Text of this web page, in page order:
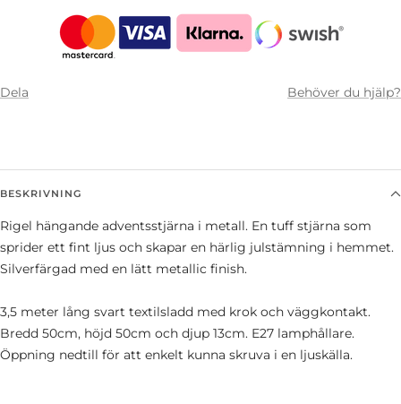
Dela Behöver du hjälp?
BESKRIVNING
Rigel hängande adventsstjärna i metall. En tuff stjärna som
sprider ett fint ljus och skapar en härlig julstämning i hemmet.
Silverfärgad med en lätt metallic finish.
3,5 meter lång svart textilsladd med krok och väggkontakt.
Bredd 50cm, höjd 50cm och djup 13cm. E27 lamphållare.
Öppning nedtill för att enkelt kunna skruva i en ljuskälla.